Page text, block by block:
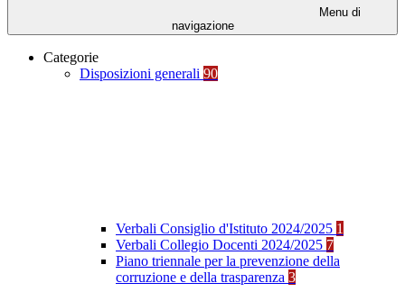
Menu di
navigazione
Categorie
Disposizioni generali 90
Verbali Consiglio d'Istituto 2024/2025 1
Verbali Collegio Docenti 2024/2025 7
Piano triennale per la prevenzione della
corruzione e della trasparenza 3